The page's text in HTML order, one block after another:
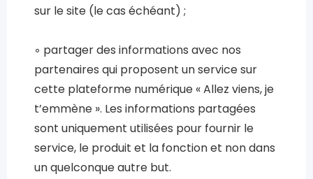
sur le site (le cas échéant) ;
◦ partager des informations avec nos
partenaires qui proposent un service sur
cette plateforme numérique « Allez viens, je
t’emmène ». Les informations partagées
sont uniquement utilisées pour fournir le
service, le produit et la fonction et non dans
un quelconque autre but.